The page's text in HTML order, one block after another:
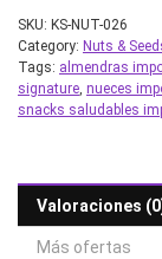
SKU: KS-NUT-026
Category: Nuts &
Tags: almendras
signature, nueces
snacks saludables
Valoraciones
Más ofertas